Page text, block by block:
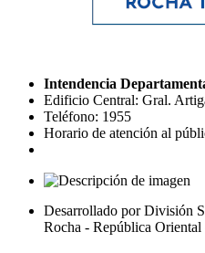
Intendencia
Edificio Central: Gral.
Teléfono: 1955
Horario de atención al
Desarrollado por División
Rocha - República